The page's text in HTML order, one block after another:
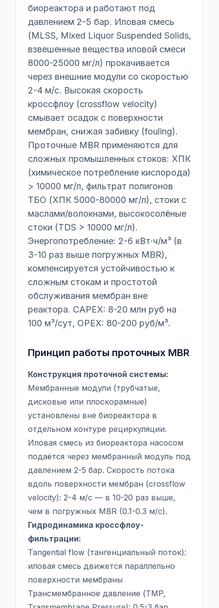
биореактора и работают под
давлением 2-5 бар. Иловая смесь
(MLSS, Mixed Liquor Suspended Solids,
взвешенные вещества иловой смеси
8000-25000 мг/л) прокачивается
через внешние модули со скоростью
2-4 м/с. Высокая скорость
кроссфлоу (crossflow velocity)
смывает осадок с поверхности
мембран, снижая забивку (fouling).
Проточные MBR применяются для
сложных промышленных стоков: ХПК
(химическое потребление кислорода)
> 10000 мг/л, фильтрат полигонов
ТБО (ХПК 5000-80000 мг/л), стоки с
маслами/волокнами, высокосолёные
стоки (TDS > 10000 мг/л).
Энергопотребление: 2-6 кВт·ч/м³ (в
3-10 раз выше погружных MBR),
компенсируется устойчивостью к
сложным стокам и простотой
обслуживания мембран вне
реактора. CAPEX: 8-20 млн руб на
100 м³/сут, OPEX: 80-200 руб/м³.
Принцип работы проточных MBR
Конструкция проточной системы:
Мембранные модули (трубчатые,
дисковые или плоскорамные)
установлены вне биореактора в
отдельном контуре рециркуляции.
Иловая смесь из биореактора насосом
подаётся через мембранный модуль под
давлением 2-5 бар. Скорость потока
вдоль поверхности мембран (crossflow
velocity): 2-4 м/с — в 10-20 раз выше,
чем в погружных MBR (0.1-0.3 м/с).
Гидродинамика кроссфлоу-
фильтрации:
Tangential flow (тангенциальный поток):
иловая смесь движется параллельно
поверхности мембраны
Трансмембранное давление (TMP,